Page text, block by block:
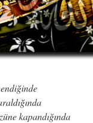
kapandığında